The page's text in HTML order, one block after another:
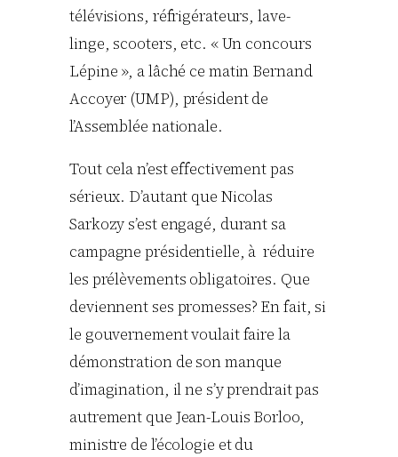
télévisions, réfrigérateurs, lave-
linge, scooters, etc. « Un concours
Lépine », a lâché ce matin Bernand
Accoyer (UMP), président de
l’Assemblée nationale.
Tout cela n’est effectivement pas
sérieux. D’autant que Nicolas
Sarkozy s’est engagé, durant sa
campagne présidentielle, à réduire
les prélèvements obligatoires. Que
deviennent ses promesses? En fait, si
le gouvernement voulait faire la
démonstration de son manque
d’imagination, il ne s’y prendrait pas
autrement que Jean-Louis Borloo,
ministre de l’écologie et du